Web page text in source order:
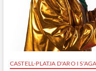
CASTELL-PLATJA D'ARO I